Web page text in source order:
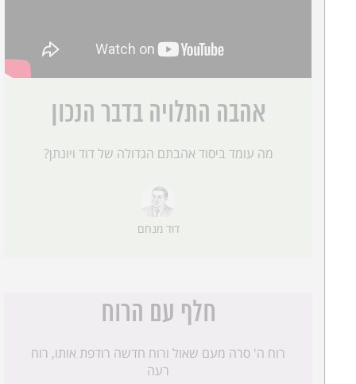
אהבה התלויה בדבר הנכון
מה עומד ביסוד אהבתם הגדולה של דוד ויונתן?
דוד מנחם
חלף עם הרוח
רוח ה' סרה מעם שאול ורוח חדשה רודפת אותו, רוח
רעה